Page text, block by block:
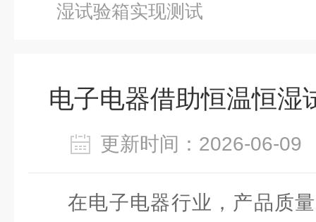
湿试验箱实现测试
电子电器借助恒温恒湿
更新时间：2026-06-
在电子电器行业，产品质